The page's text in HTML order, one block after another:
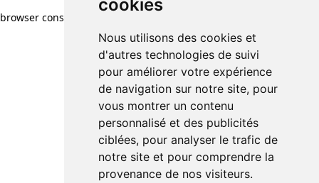
cookies
Nous utilisons des cookies et
d'autres technologies de suivi
pour améliorer votre expérience
de navigation sur notre site, pour
vous montrer un contenu
personnalisé et des publicités
ciblées, pour analyser le trafic de
notre site et pour comprendre la
provenance de nos visiteurs.
browser console for more information)